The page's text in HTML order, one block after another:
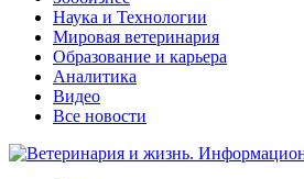
Наука и Технологии
Мировая ветеринария
Образование и карьера
Аналитика
Видео
Все новости